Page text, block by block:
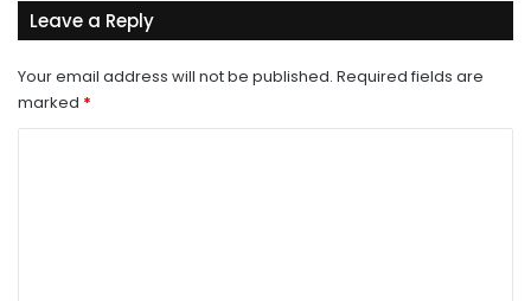
Leave a Reply
Your email address will not be published. Required fields are
marked *